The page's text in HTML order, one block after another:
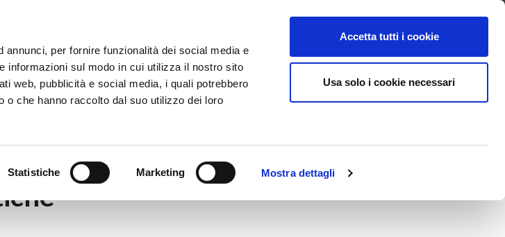
per fornire funzionalità dei social media e
informazioni sul modo in cui utilizza il nostro sito
web, pubblicità e social media, i quali potrebbero
o che hanno raccolto dal suo utilizzo dei loro
Statistiche Marketing Mostra dettagli
Accetta tutti i cookie
Usa solo i cookie necessari
Supporto Apri ticket Scarica l’APP